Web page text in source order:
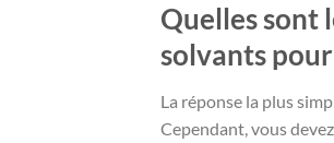
Quelles sont
solvants
La réponse la plus
Cependant, vous